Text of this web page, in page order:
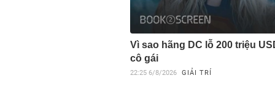
Vì sao hãng DC lỗ 200 triệu
cô gái
22:25 6/8/2026 GIẢI TRÍ